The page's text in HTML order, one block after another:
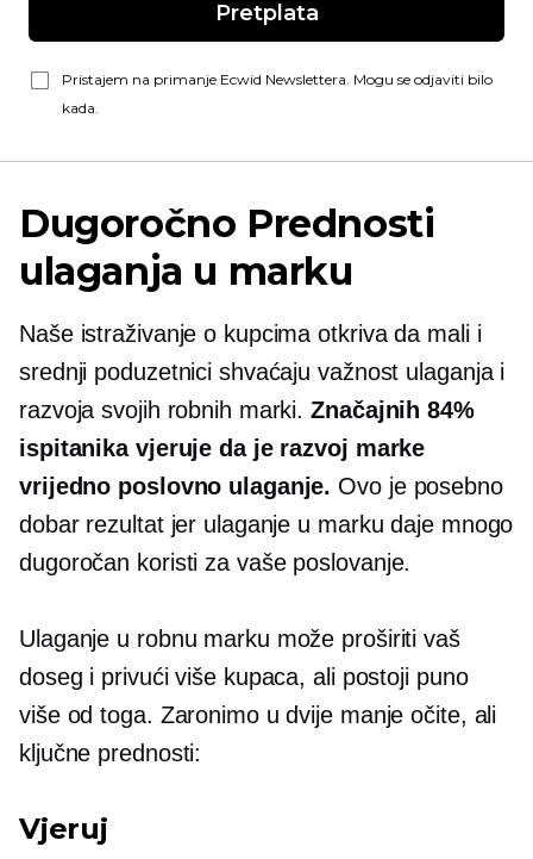
Pretplata
Pristajem na primanje Ecwid Newslettera. Mogu se odjaviti bilo
kada.
Dugoročno Prednosti
ulaganja u marku
Naše istraživanje o kupcima otkriva da mali i
srednji poduzetnici shvaćaju važnost ulaganja i
razvoja svojih robnih marki.Značajnih 84%
ispitanika vjeruje da je razvoj marke
vrijedno poslovno ulaganje. Ovo je posebno
dobar rezultat jer ulaganje u marku daje mnogo
dugoročan koristi za vaše poslovanje.
Ulaganje u robnu marku može proširiti vaš
doseg i privući više kupaca, ali postoji puno
više od toga. Zaronimo u dvije manje očite, ali
ključne prednosti:
Vjeruj